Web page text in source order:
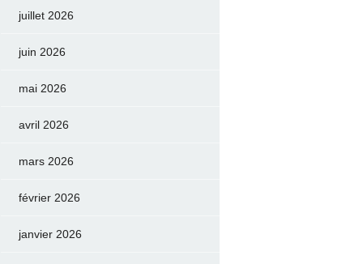
juillet 2026
juin 2026
mai 2026
avril 2026
mars 2026
février 2026
janvier 2026